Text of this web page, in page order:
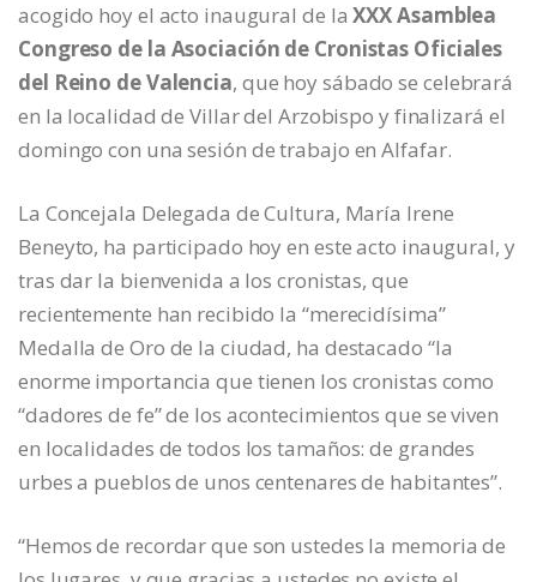
acogido hoy el acto inaugural de laXXX Asamblea
Congreso de la Asociación de Cronistas Oficiales
del Reino de Valencia, que hoy sábado se celebrará
en la localidad de Villar del Arzobispo y finalizará el
domingo con una sesión de trabajo en Alfafar.
La Concejala Delegada de Cultura, María Irene
Beneyto, ha participado hoy en este acto inaugural, y
tras dar la bienvenida a los cronistas, que
recientemente han recibido la “merecidísima”
Medalla de Oro de la ciudad, ha destacado “la
enorme importancia que tienen los cronistas como
“dadores de fe” de los acontecimientos que se viven
en localidades de todos los tamaños: de grandes
urbes a pueblos de unos centenares de habitantes”.
“Hemos de recordar que son ustedes la memoria de